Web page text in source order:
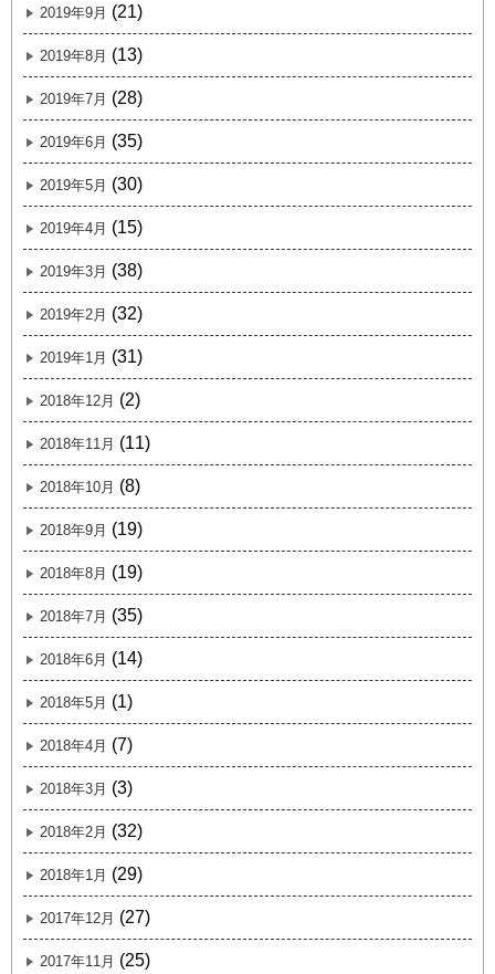
2019年9月 (21)
2019年8月 (13)
2019年7月 (28)
2019年6月 (35)
2019年5月 (30)
2019年4月 (15)
2019年3月 (38)
2019年2月 (32)
2019年1月 (31)
2018年12月 (2)
2018年11月 (11)
2018年10月 (8)
2018年9月 (19)
2018年8月 (19)
2018年7月 (35)
2018年6月 (14)
2018年5月 (1)
2018年4月 (7)
2018年3月 (3)
2018年2月 (32)
2018年1月 (29)
2017年12月 (27)
2017年11月 (25)